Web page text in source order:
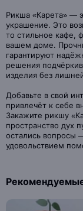
Рикша «Карета» —
украшение. Это
то стильное кафе,
вашем доме.
гарантируют
решения
изделия без
Добавьте в свой
привлечёт к себе
Закажите рикшу
пространство дух
остались вопросы
удовольствием